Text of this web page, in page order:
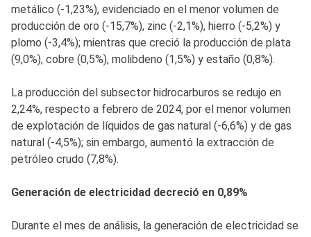
metálico (-1,23%), evidenciado en el menor volumen de
producción de oro (-15,7%), zinc (-2,1%), hierro (-5,2%) y
plomo (-3,4%); mientras que creció la producción de plata
(9,0%), cobre (0,5%), molibdeno (1,5%) y estaño (0,8%).
La producción del subsector hidrocarburos se redujo en
2,24%, respecto a febrero de 2024, por el menor volumen
de explotación de líquidos de gas natural (-6,6%) y de gas
natural (-4,5%); sin embargo, aumentó la extracción de
petróleo crudo (7,8%).
Generación de electricidad decreció en 0,89%
Durante el mes de análisis, la generación de electricidad se